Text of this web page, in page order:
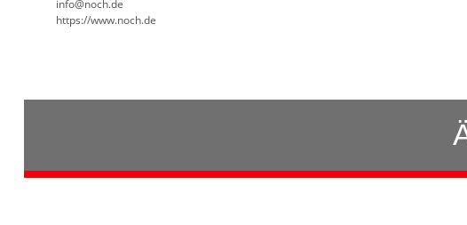
info@noch.de
https://www.noch.de